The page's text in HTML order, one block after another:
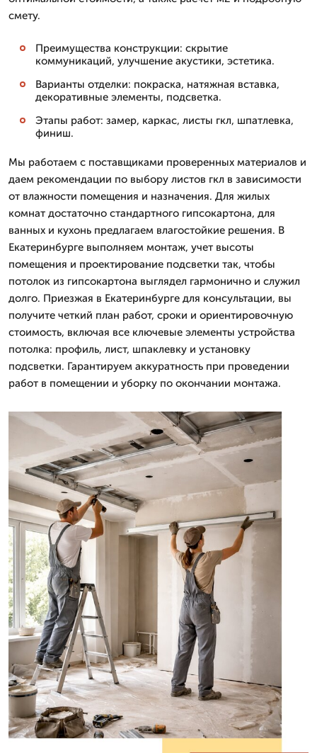
смету.
Преимущества конструкции: скрытие
коммуникаций, улучшение акустики, эстетика.
Варианты отделки: покраска, натяжная вставка,
декоративные элементы, подсветка.
Этапы работ: замер, каркас, листы гкл, шпатлевка,
финиш.
Мы работаем с поставщиками проверенных материалов и
даем рекомендации по выбору листов гкл в зависимости
от влажности помещения и назначения. Для жилых
комнат достаточно стандартного гипсокартона, для
ванных и кухонь предлагаем влагостойкие решения. В
Екатеринбурге выполняем монтаж, учет высоты
помещения и проектирование подсветки так, чтобы
потолок из гипсокартона выглядел гармонично и служил
долго. Приезжая в Екатеринбурге для консультации, вы
получите четкий план работ, сроки и ориентировочную
стоимость, включая все ключевые элементы устройства
потолка: профиль, лист, шпаклевку и установку
подсветки. Гарантируем аккуратность при проведении
работ в помещении и уборку по окончании монтажа.